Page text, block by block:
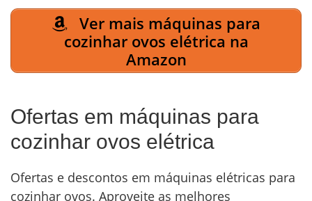
Ver mais máquinas para
cozinhar ovos elétrica na
Amazon
Ofertas em máquinas para
cozinhar ovos elétrica
Ofertas e descontos em máquinas elétricas para
cozinhar ovos. Aproveite as melhores